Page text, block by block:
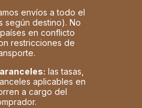
envíos a todo el
según destino). No
en conflicto
restricciones de
las tasas,
aplicables en
a cargo del